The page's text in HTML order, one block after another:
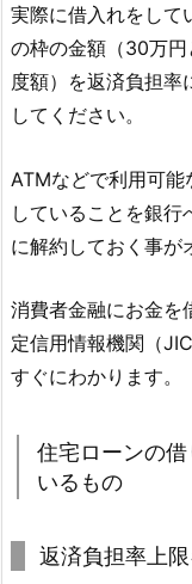
実際に借入れをして
の枠の金額（30万
度額）を返済負担率
してください。
ATMなどで利用可
していることを銀
に解約しておく事が
消費者金融にお金を
定信用情報機関（
すぐにわかります。
住宅ローンの
いるもの
返済負担率上